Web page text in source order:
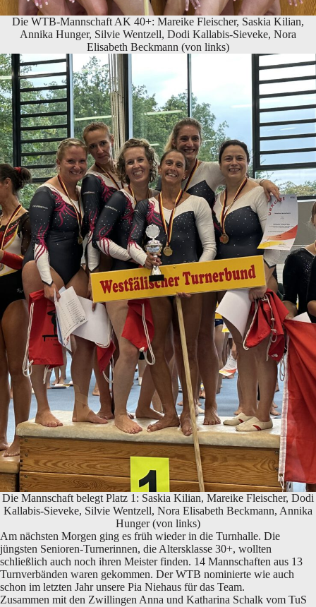
Die WTB-Mannschaft AK 40+: Mareike Fleischer, Saskia Kilian,
Annika Hunger, Silvie Wentzell, Dodi Kallabis-Sieveke, Nora
Elisabeth Beckmann (von links)
Die Mannschaft belegt Platz 1: Saskia Kilian, Mareike Fleischer, Dodi
Kallabis-Sieveke, Silvie Wentzell, Nora Elisabeth Beckmann, Annika
Hunger (von links)
Am nächsten Morgen ging es früh wieder in die Turnhalle. Die
jüngsten Senioren-Turnerinnen, die Altersklasse 30+, wollten
schließlich auch noch ihren Meister finden. 14 Mannschaften aus 13
Turnverbänden waren gekommen. Der WTB nominierte wie auch
schon im letzten Jahr unsere Pia Niehaus für das Team.
Zusammen mit den Zwillingen Anna und Katharina Schalk vom TuS